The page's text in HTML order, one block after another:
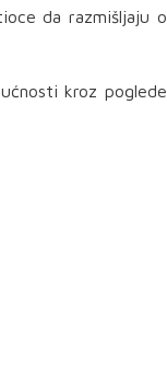
da razmišljaju o
kroz poglede